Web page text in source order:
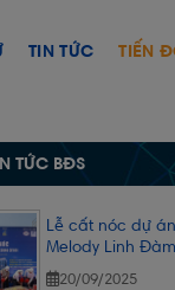
TIN TỨC TIẾN
TỨC BĐS
Lễ cất nóc dự
Melody Linh
20/09/2025